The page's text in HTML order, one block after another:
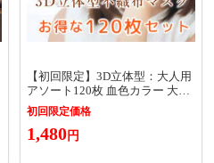
【初回限定】3D立体型：大人用
アソート120枚 血色カラー 大人
用 バイカラー マスク くちばし
マスク 子ども 子供用マスク 不
織布マスク 耳が痛くならない マ
初回限定価格
1,480円